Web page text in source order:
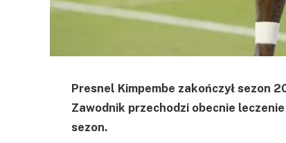
Presnel Kimpembe zakończył sezon
Zawodnik przechodzi obecnie
sezon.